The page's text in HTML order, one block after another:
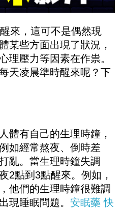
來，這可不是偶然現
某些方面出現了狀況，
理壓力等因素在作祟。
天凌晨準時醒來呢？下
有自己的生理時鐘，
如經常熬夜、倒時差
亂。當生理時鐘失調
2點到3點醒來。例如，
他們的生理時鐘很難調
現睡眠問題。 安眠藥 快